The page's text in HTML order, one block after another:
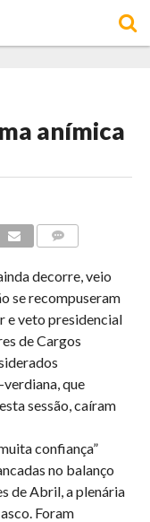
anímica
decorre, veio
se recompuseram
e veto presidencial
de Cargos
que
sessão, caíram
confiança”
no balanço
de Abril, a plenária
Foram